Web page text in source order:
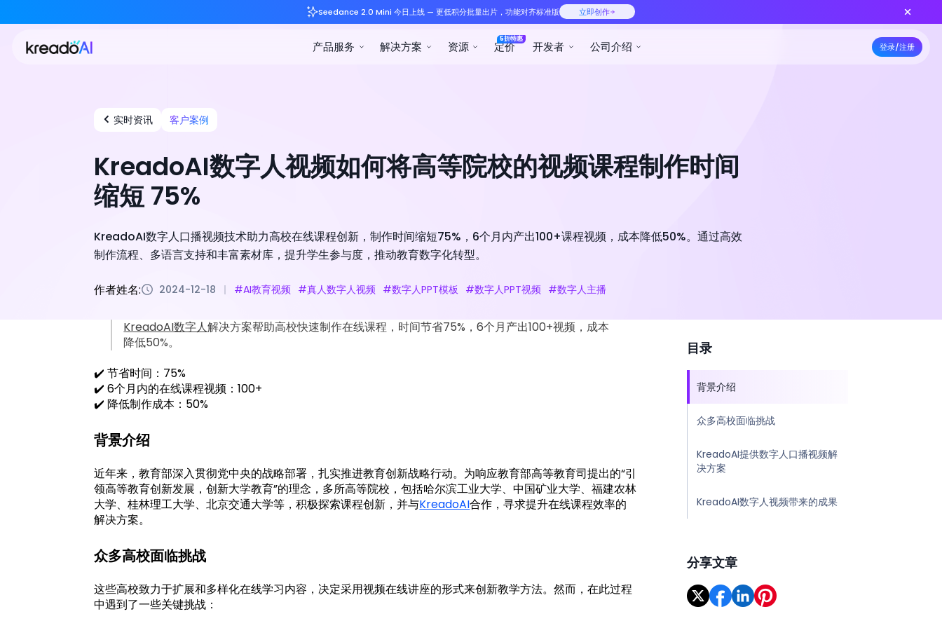
Seedance 2.0 Mini 今日上线 — 更低积分批量出片，功能对齐标准版
实时资讯 客户案例
KreadoAI数字人视频如何将高等院校的视频课程制作时间
缩短 75%
KreadoAI数字人口播视频技术助力高校在线课程创新，制作时间缩短75%，6个月内产出100+课程视频，成本降低50%。通过高效
制作流程、多语言支持和丰富素材库，提升学生参与度，推动教育数字化转型。
作者姓名: 2024-12-18 #AI教育视频 #真人数字人视频 #数字人PPT模板 #数字人PPT视频 #数字人主播
KreadoAI数字人解决方案帮助高校快速制作在线课程，时间节省75%，6个月产出100+视频，成本
降低50%。
✔️ 节省时间：75%
✔️ 6个月内的在线课程视频：100+
✔️ 降低制作成本：50%
背景介绍
近年来，教育部深入贯彻党中央的战略部署，扎实推进教育创新战略行动。为响应教育部高等教育司提出的“引
领高等教育创新发展，创新大学教育”的理念，多所高等院校，包括哈尔滨工业大学、中国矿业大学、福建农林
大学、桂林理工大学、北京交通大学等，积极探索课程创新，并与KreadoAI合作，寻求提升在线课程效率的
解决方案。
众多高校面临挑战
这些高校致力于扩展和多样化在线学习内容，决定采用视频在线讲座的形式来创新教学方法。然而，在此过程
中遇到了一些关键挑战：
目录
背景介绍
众多高校面临挑战
KreadoAI提供数字人口播视频解
决方案
KreadoAI数字人视频带来的成果
分享文章